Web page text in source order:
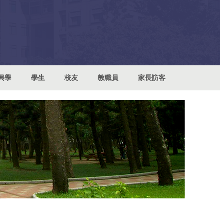
學 學生 校友 教職員 家長訪客